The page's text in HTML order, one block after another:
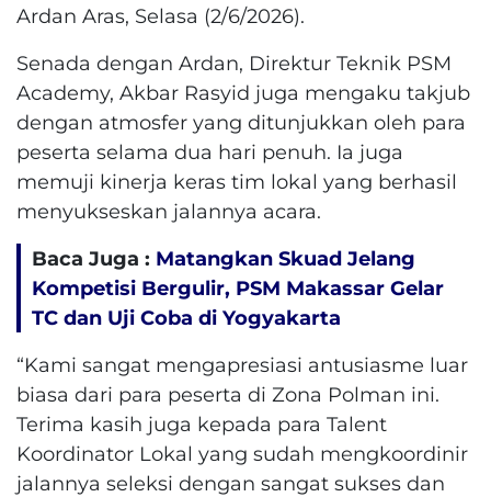
Ardan Aras, Selasa (2/6/2026).
Senada dengan Ardan, Direktur Teknik PSM
Academy, Akbar Rasyid juga mengaku takjub
dengan atmosfer yang ditunjukkan oleh para
peserta selama dua hari penuh. Ia juga
memuji kinerja keras tim lokal yang berhasil
menyukseskan jalannya acara.
Baca Juga : Matangkan Skuad Jelang
Kompetisi Bergulir, PSM Makassar Gelar
TC dan Uji Coba di Yogyakarta
“Kami sangat mengapresiasi antusiasme luar
biasa dari para peserta di Zona Polman ini.
Terima kasih juga kepada para Talent
Koordinator Lokal yang sudah mengkoordinir
jalannya seleksi dengan sangat sukses dan